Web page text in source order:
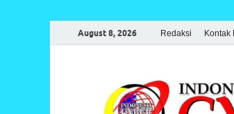
August 8, 2026 Redaksi Kontak